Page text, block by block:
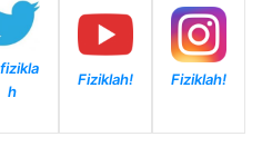
h
Fiziklah! Fiziklah!